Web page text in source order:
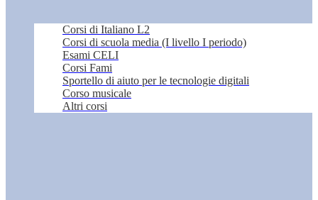
Corsi di Italiano L2
Corsi di scuola media (I livello I periodo)
Esami CELI
Corsi Fami
Sportello di aiuto per le tecnologie digitali
Corso musicale
Altri corsi